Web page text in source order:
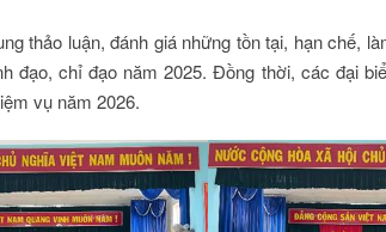
thảo luận, đánh giá những tồn tại, hạn chế,
đạo, chỉ đạo năm 2025. Đồng thời, các đại
vụ năm 2026.